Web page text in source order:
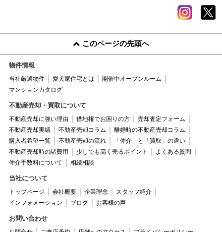
このページの先頭へ
物件情報
当社厳選物件 愛犬家住宅とは
開催中オープンルーム
マンションカタログ
不動産売却・買取について
不動産売却に強い理由 借地権でお困りの方
売却査定フォーム
不動産売却実績
不動産売却コラム
離婚時の不動産売却コラム
購入者希望一覧
不動産売却の流れ
「仲介」と「買取」の違い
不動産売却時の諸費用
少しでも高く売るポイント
よくある質問
仲介手数料について
相続相談
当社について
トップページ 会社概要 企業理念
スタッフ紹介
インフォメーション
ブログ お客様の声
お問い合わせ